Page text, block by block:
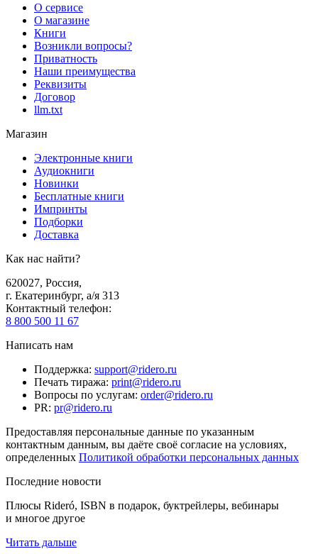
О сервисе
О магазине
Книги
Возникли вопросы?
Приватность
Наши преимущества
Реквизиты
Договор
llm.txt
Магазин
Электронные книги
Аудиокниги
Новинки
Бесплатные книги
Импринты
Подборки
Доставка
Как нас найти?
620027, Россия,
г. Екатеринбург, а/я 313
Контактный телефон:
8 800 500 11 67
Написать нам
Поддержка: support@ridero.ru
Печать тиража: print@ridero.ru
Вопросы по услугам: order@ridero.ru
PR: pr@ridero.ru
Предоставляя персональные данные по указанным
контактным данным, вы даёте своё согласие на условиях,
определенных Политикой обработки персональных данных
Последние новости
Плюсы Rideró, ISBN в подарок, буктрейлеры, вебинары
и многое другое
Читать дальше